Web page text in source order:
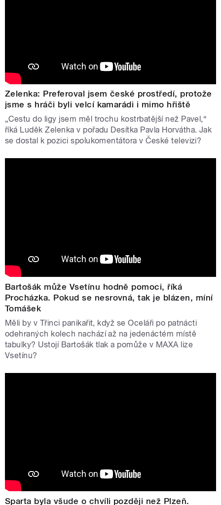
Zelenka: Preferoval jsem české prostředí, protože
jsme s hráči byli velcí kamarádi i mimo hřiště
„Cestu do ligy jsem měl trochu kostrbatější než Pavel,“
říká Luděk Zelenka v pořadu Desítka Pavla Horvátha. Jak
se dostal k pozici spolukomentátora v České televizi?
Bartošák může Vsetínu hodně pomoci, říká
Procházka. Pokud se nesrovná, tak je blázen, míní
Tomášek
Měli by v Třinci panikařit, když se Oceláři po patnácti
odehraných kolech nachází až na jedenáctém místě
tabulky? Ustojí Bartošák tlak a pomůže v MAXA lize
Vsetínu?
Sparta byla všude o chvíli později než Plzeň.